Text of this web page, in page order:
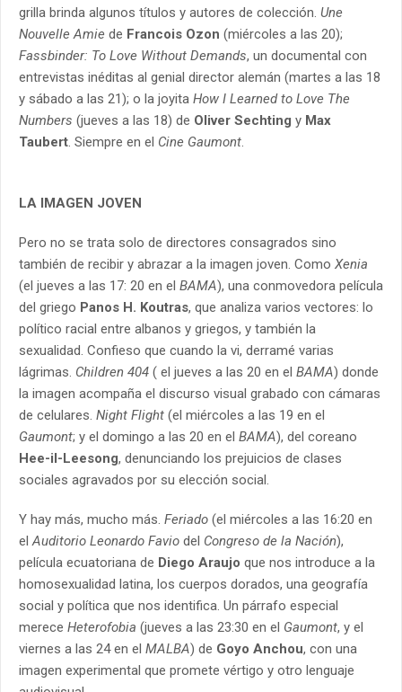
grilla brinda algunos títulos y autores de colección. Une
Nouvelle Amie de Francois Ozon (miércoles a las 20);
Fassbinder: To Love Without Demands, un documental con
entrevistas inéditas al genial director alemán (martes a las 18
y sábado a las 21); o la joyita How I Learned to Love The
Numbers (jueves a las 18) de Oliver Sechting y Max
Taubert. Siempre en el Cine Gaumont.
LA IMAGEN JOVEN
Pero no se trata solo de directores consagrados sino
también de recibir y abrazar a la imagen joven. Como Xenia
(el jueves a las 17: 20 en el BAMA), una conmovedora película
del griego Panos H. Koutras, que analiza varios vectores: lo
político racial entre albanos y griegos, y también la
sexualidad. Confieso que cuando la vi, derramé varias
lágrimas. Children 404 ( el jueves a las 20 en el BAMA) donde
la imagen acompaña el discurso visual grabado con cámaras
de celulares. Night Flight (el miércoles a las 19 en el
Gaumont; y el domingo a las 20 en el BAMA), del coreano
Hee-il-Leesong, denunciando los prejuicios de clases
sociales agravados por su elección social.
Y hay más, mucho más. Feriado (el miércoles a las 16:20 en
elAuditorio Leonardo Favio del Congreso de la Nación),
película ecuatoriana de Diego Araujo que nos introduce a la
homosexualidad latina, los cuerpos dorados, una geografía
social y política que nos identifica. Un párrafo especial
merece Heterofobia (jueves a las 23:30 en el Gaumont, y el
viernes a las 24 en el MALBA) de Goyo Anchou, con una
imagen experimental que promete vértigo y otro lenguaje